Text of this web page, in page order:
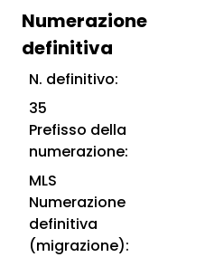
Numerazione
definitiva
N. definitivo:
35
Prefisso della
numerazione:
MLS
Numerazione
definitiva
(migrazione):